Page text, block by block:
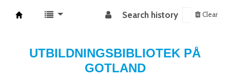
Search history Clear
UTBILDNINGSBIBLIOTEK PÅ
GOTLAND